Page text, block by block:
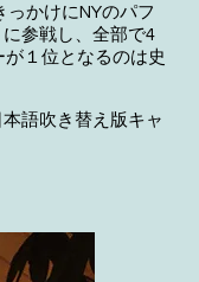
かけにNYのパフ
参戦し、全部で4
１位となるのは史
語吹き替え版キャ